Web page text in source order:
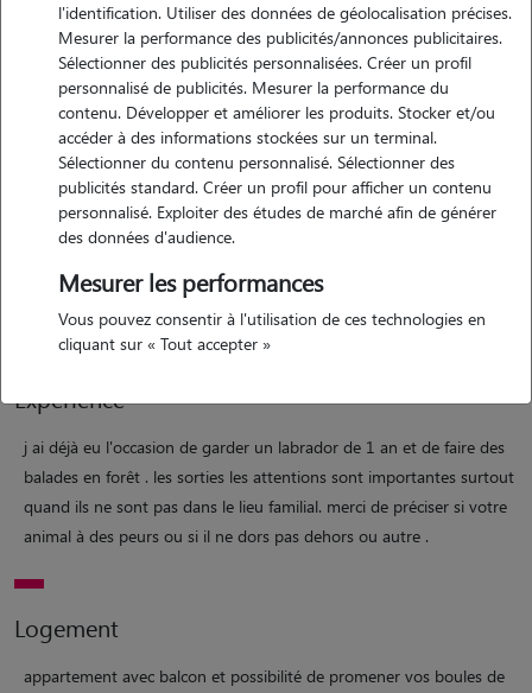
Motivation
j'ai toujours aimée les animaux depuis toute petite mon surnom "
brigitte bardot" vos animaux ne seront jamais seul car je travail à
mon domicile, maman de deux garçons de 11 ans et 8 ans . je suis
certaine que vous animaux vont être heureux. nous avons un husky
Expérience
j ai déjà eu l'occasion de garder un labrador de 1 an et de faire des
balades en forêt . les sorties les attentions sont importantes surtout
quand ils ne sont pas dans le lieu familial. merci de préciser si votre
animal à des peurs ou si il ne dors pas dehors ou autre .
Logement
appartement avec balcon et possibilité de promener vos boules de
l'identification. Utiliser des données de géolocalisation précises.
Mesurer la performance des publicités/annonces publicitaires.
Sélectionner des publicités personnalisées. Créer un profil
personnalisé de publicités. Mesurer la performance du
contenu. Développer et améliorer les produits. Stocker et/ou
accéder à des informations stockées sur un terminal.
Sélectionner du contenu personnalisé. Sélectionner des
publicités standard. Créer un profil pour afficher un contenu
personnalisé. Exploiter des études de marché afin de générer
des données d'audience.
Mesurer les performances
Vous pouvez consentir à l'utilisation de ces technologies en
cliquant sur « Tout accepter »